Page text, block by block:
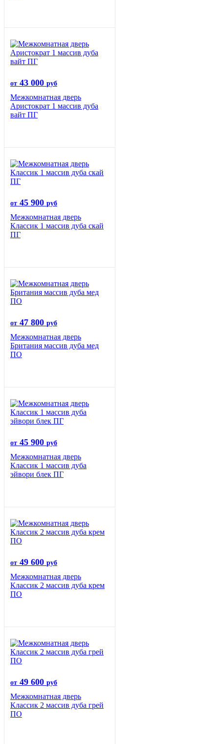
от 43 000 руб
Межкомнатная дверь
Аристократ 1 массив дуба
вайт ПГ
от 45 900 руб
Межкомнатная дверь
Классик 1 массив дуба скай
ПГ
от 47 800 руб
Межкомнатная дверь
Британия массив дуба мед
ПО
от 45 900 руб
Межкомнатная дверь
Классик 1 массив дуба
эйвори блек ПГ
от 49 600 руб
Межкомнатная дверь
Классик 2 массив дуба крем
ПО
от 49 600 руб
Межкомнатная дверь
Классик 2 массив дуба грей
ПО